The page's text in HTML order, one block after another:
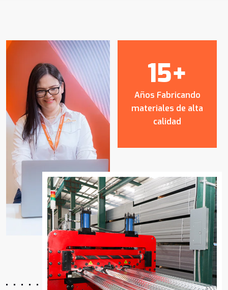
15+
Años Fabricando
materiales de alta
calidad